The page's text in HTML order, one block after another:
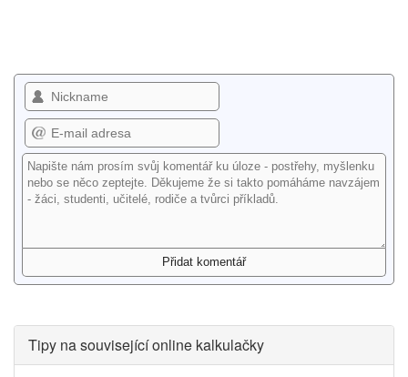
Tipy na související online kalkulačky